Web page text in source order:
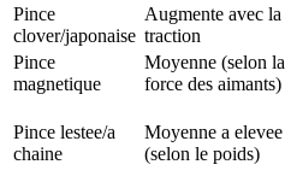
Pince
clover/japonaise
Augmente avec la
traction
Pince
magnetique
Moyenne (selon la
force des aimants)
Pince lestee/a
chaine
Moyenne a elevee
(selon le poids)